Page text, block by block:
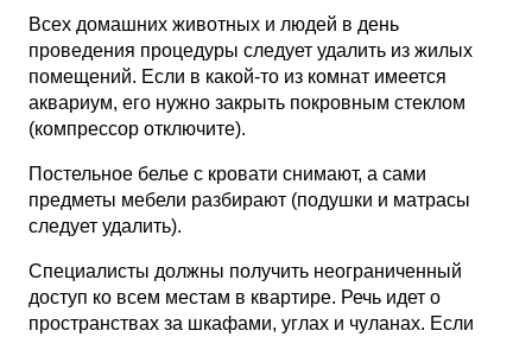
Всех домашних животных и людей в день
проведения процедуры следует удалить из жилых
помещений. Если в какой-то из комнат имеется
аквариум, его нужно закрыть покровным стеклом
(компрессор отключите).
Постельное белье с кровати снимают, а сами
предметы мебели разбирают (подушки и матрасы
следует удалить).
Специалисты должны получить неограниченный
доступ ко всем местам в квартире. Речь идет о
пространствах за шкафами, углах и чуланах. Если